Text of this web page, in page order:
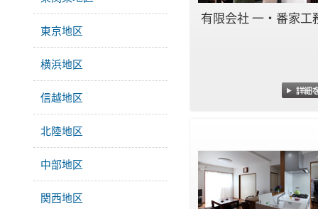
東京地区
横浜地区
信越地区
北陸地区
中部地区
関西地区
有限会社 一・番家工